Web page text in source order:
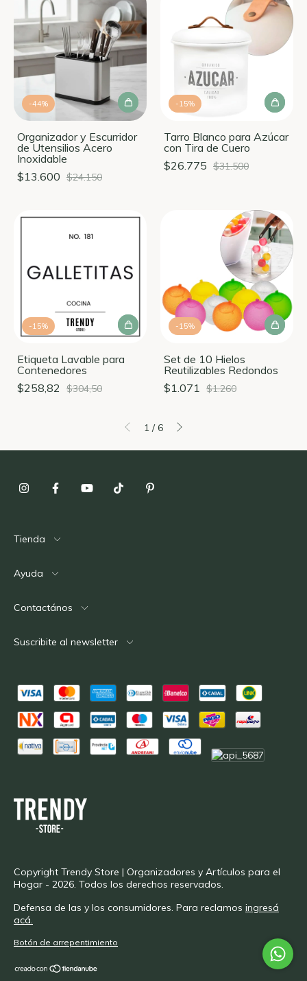
-44%
Organizador y Escurridor
de Utensilios Acero
Inoxidable
$13.600 $24.150
-15%
Tarro Blanco para Azúcar
con Tira de Cuero
$26.775 $31.500
-15%
Etiqueta Lavable para
Contenedores
$258,82
$304,50
-15%
Set de 10 Hielos
Reutilizables Redondos
$1.071 $1.260
1 / 6
Tienda
Ayuda
Contactános
Suscribite al newsletter
Copyright Trendy Store | Organizadores y Artículos para el
Hogar - 2026. Todos los derechos reservados.
Defensa de las y los consumidores. Para reclamos ingresá
acá.
Botón de arrepentimiento